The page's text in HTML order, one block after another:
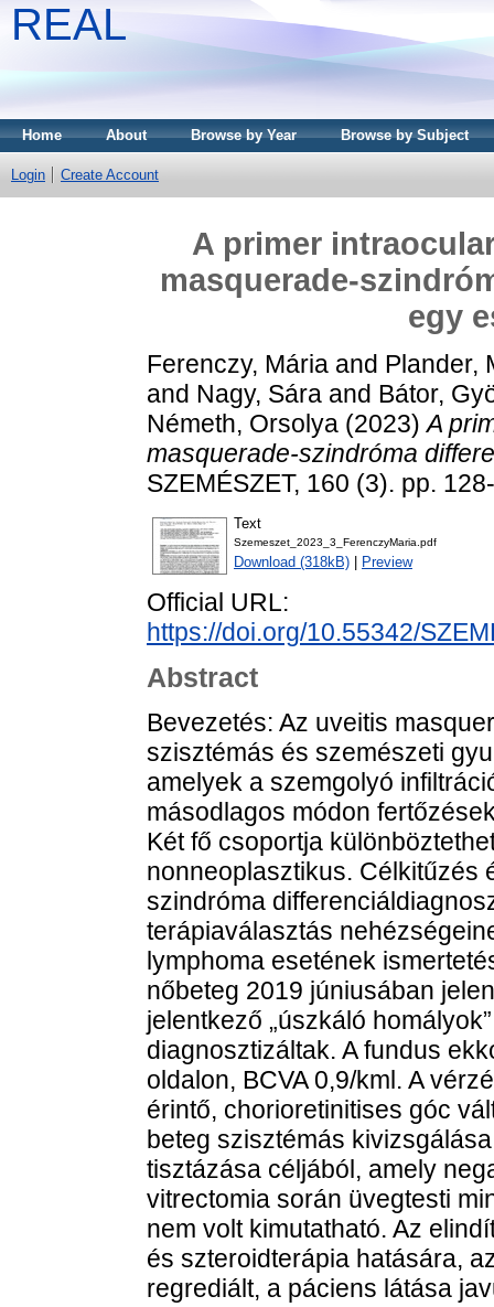
REAL
Home About Browse by Year Browse by Subject
Login Create Account
A primer
masquerade-
egy
Ferenczy, Mária and Plander,
and Nagy, Sára and Bátor,
Németh, Orsolya (2023)A
masquerade-szindróma
SZEMÉSZET, 160 (3). pp.
Text
Szemeszet_2023_3_FerenczyMaria.pdf
Download (318kB) Preview
Official URL:
https://doi.org/10.55342/
Abstract
Bevezetés: Az uveitis
szisztémás és szemészeti
amelyek a szemgolyó
másodlagos módon
Két fő csoportja
nonneoplasztikus. Célkitűzés
szindróma
terápiaválasztás
lymphoma esetének
nőbeteg 2019 júniusában
jelentkező „úszkáló
diagnosztizáltak. A fundus
oldalon, BCVA 0,9/kml. A
érintő, chorioretinitises góc
beteg szisztémás
tisztázása céljából, amely
vitrectomia során üvegtesti
nem volt kimutatható. Az
és szteroidterápia hatására,
regrediált, a páciens látása